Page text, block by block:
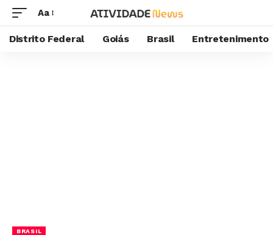
Aa
Distrito Federal Goiás Brasil Entretenimento
BRASIL